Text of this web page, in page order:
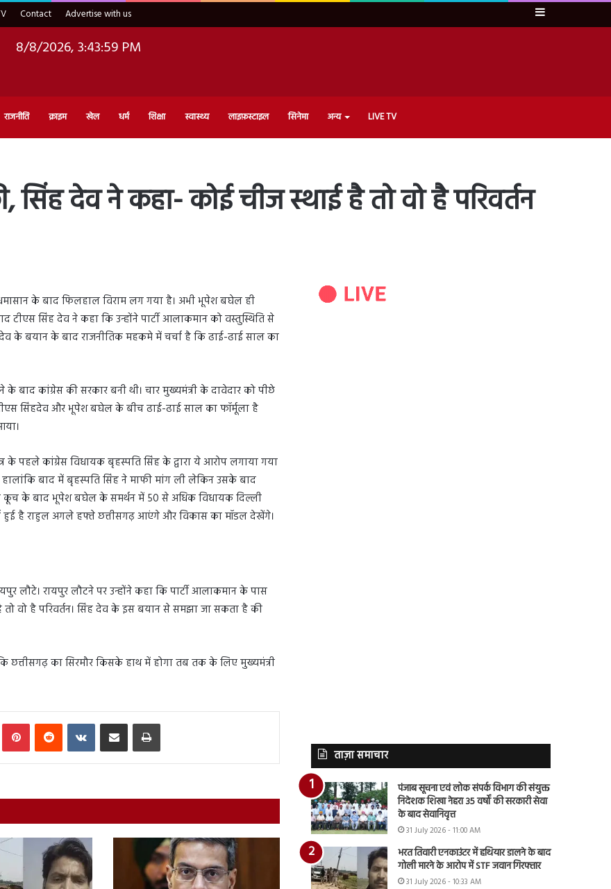
Contact Advertise with us Sidebar
8/8/2026, 3:44:01 PM
राजनीति क्राइम खेल धर्म शिक्षा स्वास्थ्य लाइफ़स्टाइल सिनेमा अन्य LIVE TV
देव ने कहा- कोई चीज स्थाई है तो वो है परिवर्तन
के बाद फिलहाल विराम लग गया है। अभी भूपेश बघेल ही
सिंह देव ने कहा कि उन्होंने पार्टी आलाकमान को वस्तुस्थिति से
के बयान के बाद राजनीतिक महकमे में चर्चा है कि ढाई-ढाई साल का
बाद कांग्रेस की सरकार बनी थी। चार मुख्यमंत्री के दावेदार को पीछे
सिंहदेव और भूपेश बघेल के बीच ढाई-ढाई साल का फॉर्मूला है
के पहले कांग्रेस विधायक बृहस्पति सिंह के द्वारा ये आरोप लगाया गया
हालांकि बाद में बृहस्पति सिंह ने माफी मांग ली लेकिन उसके बाद
कूच के बाद भूपेश बघेल के समर्थन में 50 से अधिक विधायक दिल्ली
है राहुल अगले हफ्ते छत्तीसगढ़ आएंगे और विकास का मॉडल देखेंगे।
लौटे। रायपुर लौटने पर उन्होंने कहा कि पार्टी आलाकमान के पास
तो वो है परिवर्तन। सिंह देव के इस बयान से समझा जा सकता है की
छत्तीसगढ़ का सिरमौर किसके हाथ में होगा तब तक के लिए मुख्यमंत्री
PinterestReddit VKontakteShare via Email Print
ताज़ा समाचार
पंजाब सूचना एवं लोक संपर्क विभाग की संयुक्त
निदेशक शिखा नेहरा 35 वर्षों की सरकारी सेवा
के बाद सेवानिवृत्त
31 July 2026 - 11:00 AM
भरत तिवारी एनकाउंटर में हथियार डालने के बाद
गोली मारने के आरोप में STF जवान गिरफ्तार
31 July 2026 - 10:33 AM